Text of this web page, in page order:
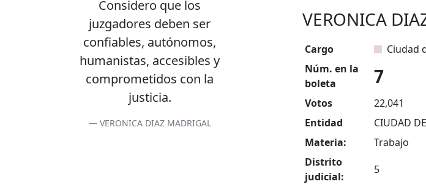
Considero que los
juzgadores deben ser
confiables, autónomos,
humanistas, accesibles y
comprometidos con la
justicia.
VERONICA DIAZ MADRIGAL
VERONICA
Cargo
Ciudad
Núm. en la
boleta
7
Votos
22,041
Entidad
CIUDAD
Materia:
Trabajo
Distrito
judicial:
5